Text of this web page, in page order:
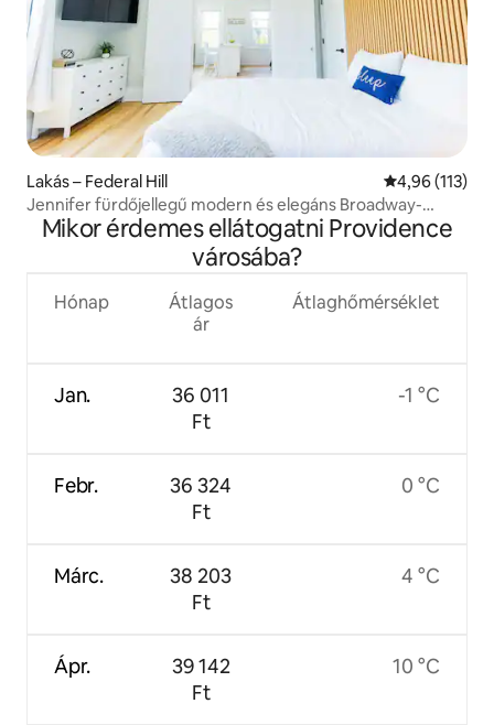
Lakás – Federal Hill Átlagos
4,96 (113)
Jennifer fürdőjellegű modern és elegáns Broadway-
szállása
Mikor érdemes ellátogatni Providence
városába?
Hónap
Jan.
Febr.
Márc.
Ápr.
Átlagos
ár
36 011
Ft
36 324
Ft
38 203
Ft
39 142
Ft
Átlaghőmérséklet
-1 °C
0 °C
4 °C
10 °C